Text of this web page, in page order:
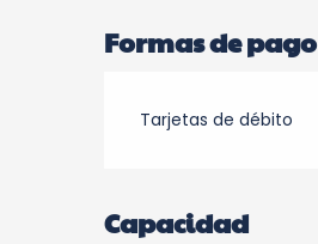
Formas de pago
Tarjetas de débito
Capacidad